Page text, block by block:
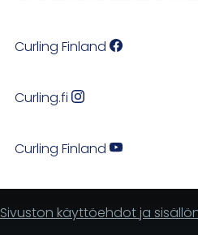
Curling Finland
Curling.fi
Curling Finland
Sivuston käyttöehdot ja